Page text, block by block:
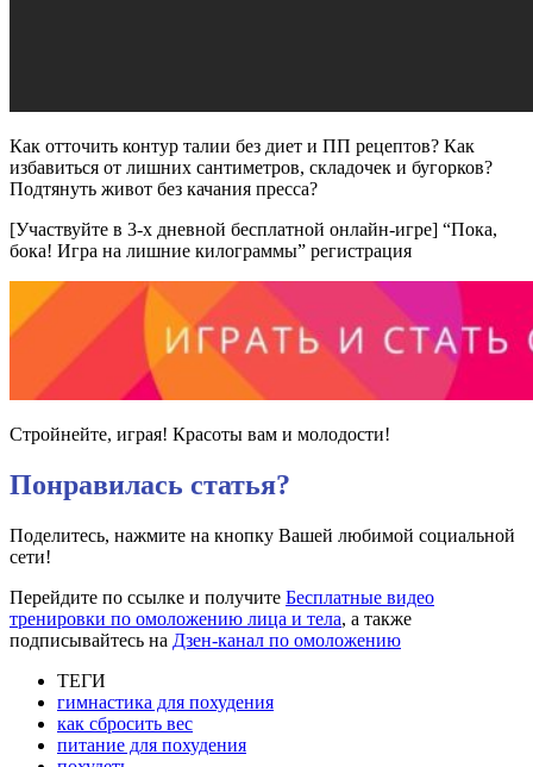
Как отточить контур талии без диет и ПП рецептов? Как
избавиться от лишних сантиметров, складочек и бугорков?
Подтянуть живот без качания пресса?
[Участвуйте в 3-х дневной бесплатной онлайн-игре] “Пока,
бока! Игра на лишние килограммы” регистрация
Стройнейте, играя! Красоты вам и молодости!
Понравилась статья?
Поделитесь, нажмите на кнопку Вашей любимой социальной
сети!
Перейдите по ссылке и получите Бесплатные видео
тренировки по омоложению лица и тела, а также
подписывайтесь на Дзен-канал по омоложению
ТЕГИ
гимнастика для похудения
как сбросить вес
питание для похудения